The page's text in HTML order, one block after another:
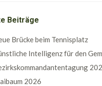
Beiträge
Brücke beim Tennisplatz
Intelligenz für den
2026